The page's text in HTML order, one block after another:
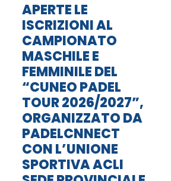
APERTE LE
ISCRIZIONI AL
CAMPIONATO
MASCHILE E
FEMMINILE DEL
“CUNEO PADEL
TOUR 2026/2027”,
ORGANIZZATO DA
PADELCNNECT
CON L’UNIONE
SPORTIVA ACLI